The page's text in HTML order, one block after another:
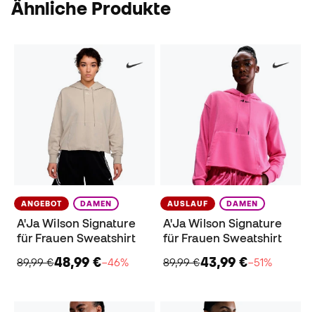
Ähnliche Produkte
ANGEBOT DAMEN
A'Ja Wilson Signature
für Frauen Sweatshirt
89,99 €48,99 €−46%
AUSLAUF DAMEN
A'Ja Wilson Signature
für Frauen Sweatshirt
89,99 €43,99 €−51%